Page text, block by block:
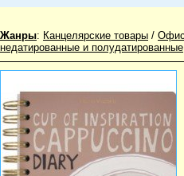
Жанры: Канцелярские товары /
недатированные и полудатированные